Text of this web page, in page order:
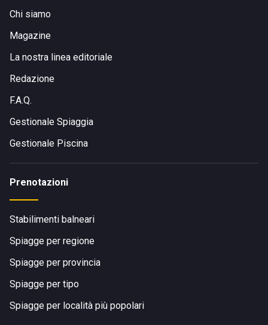
Chi siamo
Magazine
La nostra linea editoriale
Redazione
F.A.Q.
Gestionale Spiaggia
Gestionale Piscina
Prenotazioni
Stabilimenti balneari
Spiagge per regione
Spiagge per provincia
Spiagge per tipo
Spiagge per località più popolari